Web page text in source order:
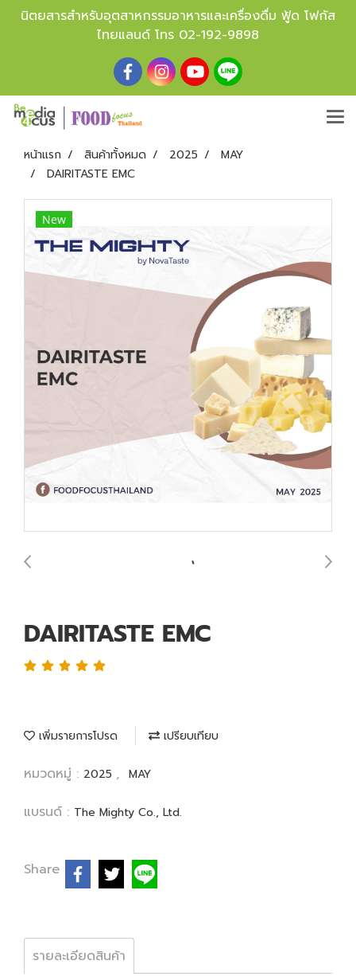
นิตยสารสำหรับอุตสาหกรรมอาหารและเครื่องดื่ม ฟู้ด โฟกัส
ไทยแลนด์ โทร 02-192-9898
หน้าแรก สินค้าทั้งหมด 2025
MAY
DAIRITASTE EMC
New
DAIRITASTE EMC
เพิ่มรายการโปรด เปรียบเทียบ
หมวดหมู่ : 2025 , MAY
แบรนด์ : The Mighty Co., Ltd.
Share
รายละเอียดสินค้า